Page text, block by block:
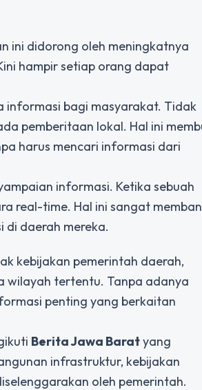
ini didorong oleh meningkatnya
hampir setiap orang dapat
informasi bagi masyarakat. Tidak
pemberitaan lokal. Hal ini
harus mencari informasi dari
informasi. Ketika sebuah
real-time. Hal ini sangat
di daerah mereka.
kebijakan pemerintah daerah,
wilayah tertentu. Tanpa adanya
penting yang berkaitan
Berita Jawa Baratyang
infrastruktur, kebijakan
oleh pemerintah.